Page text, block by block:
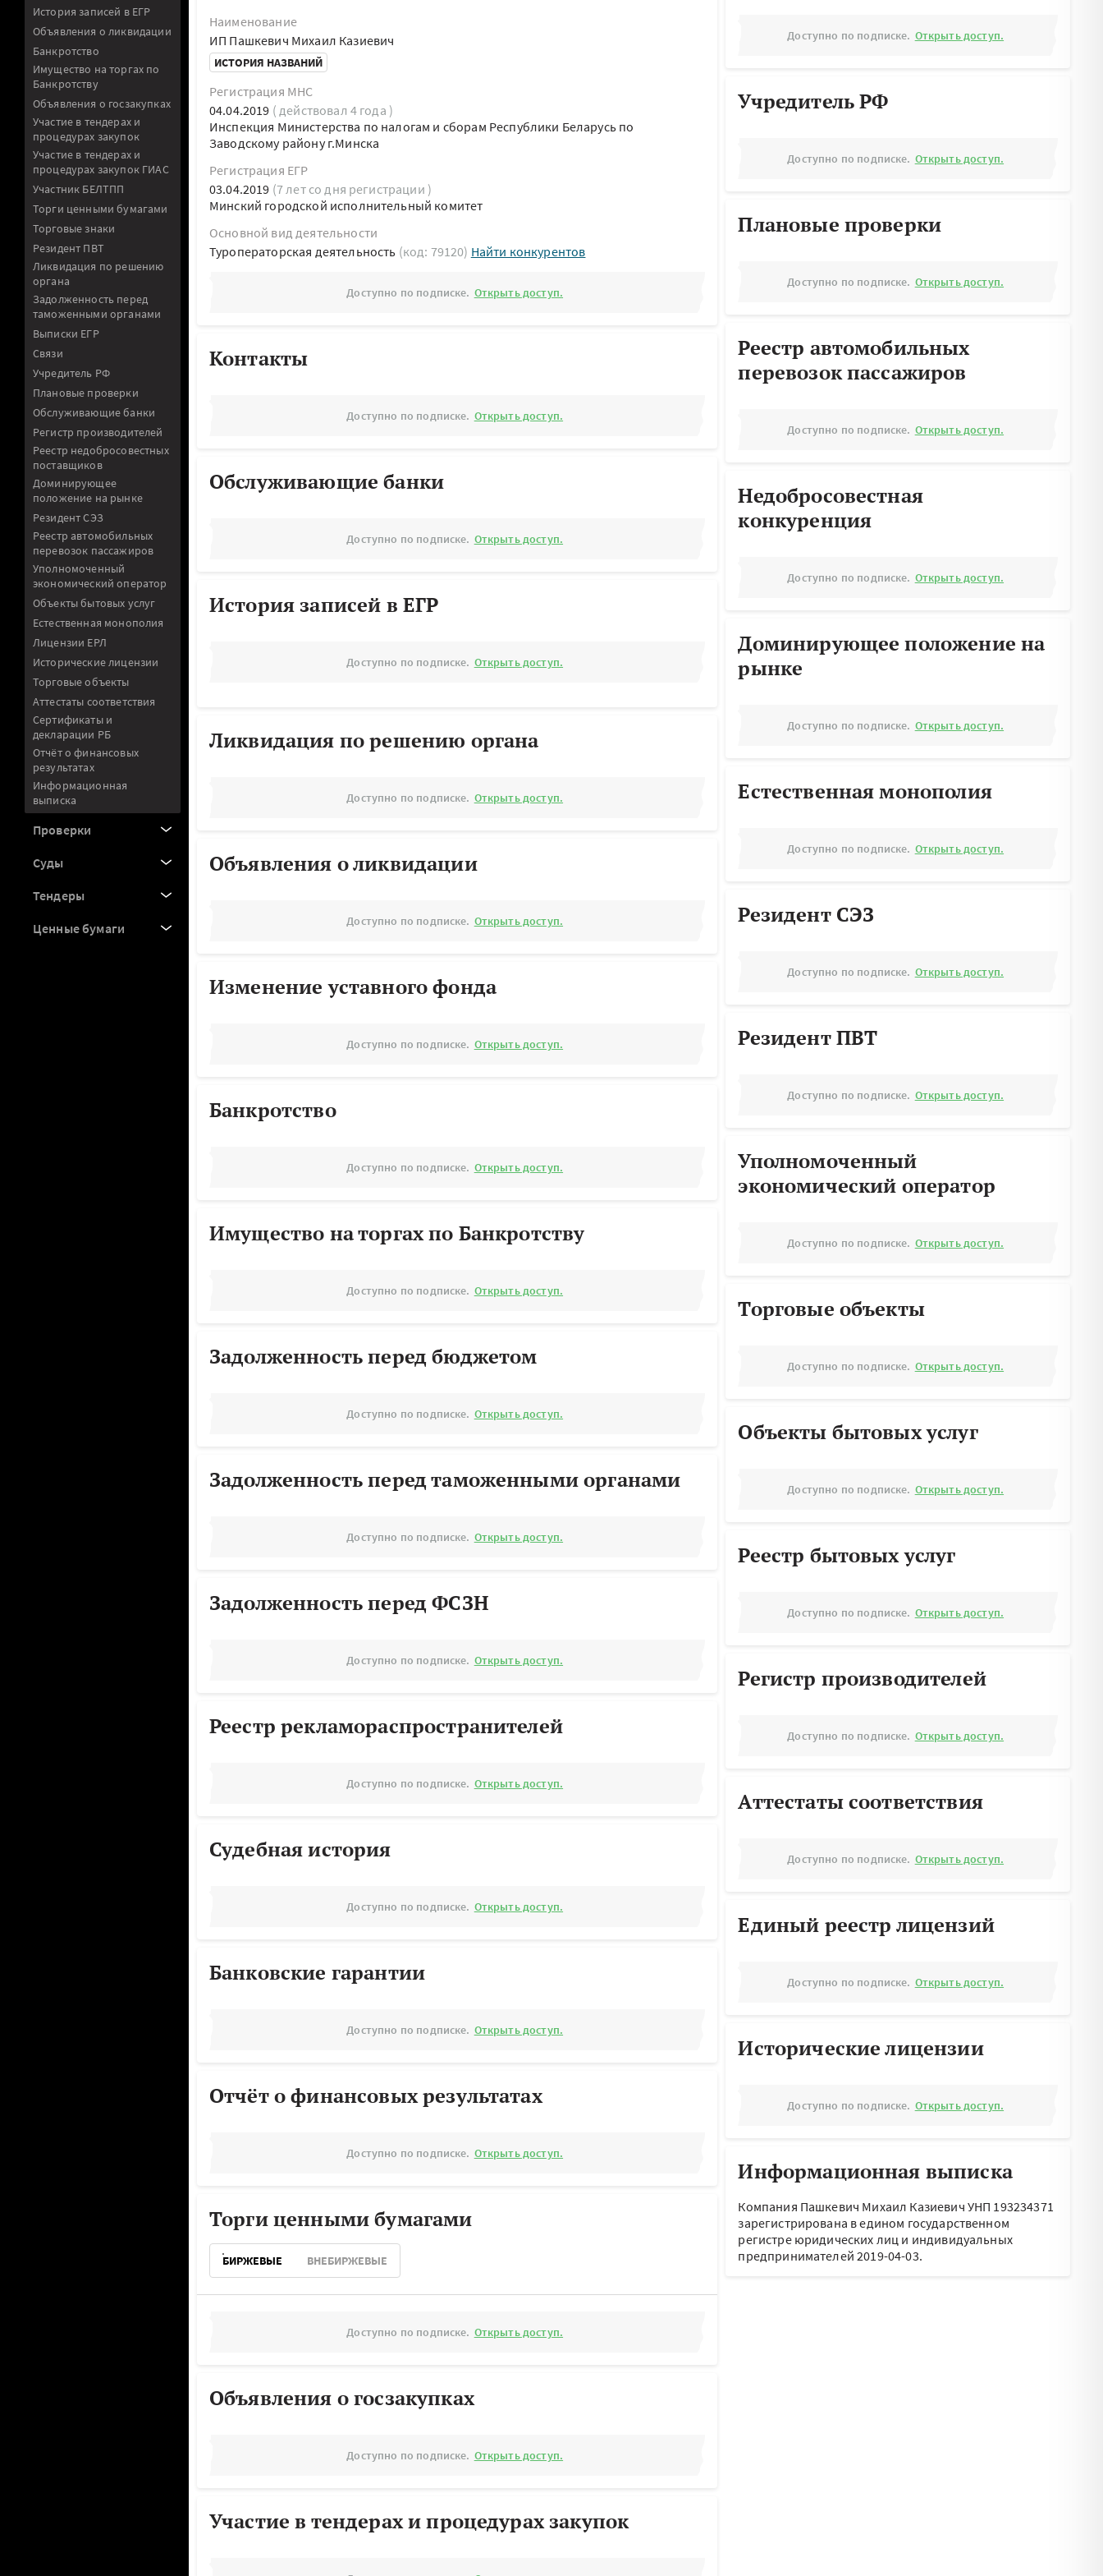
История записей в ЕГР
Объявления о ликвидации
Банкротство
Имущество на торгах по
Банкротству
Объявления о госзакупках
Участие в тендерах и
процедурах закупок
Участие в тендерах и
процедурах закупок ГИАС
Участник БЕЛТПП
Торги ценными бумагами
Торговые знаки
Резидент ПВТ
Ликвидация по решению
органа
Задолженность перед
таможенными органами
Выписки ЕГР
Связи
Учредитель РФ
Плановые проверки
Обслуживающие банки
Регистр производителей
Реестр недобросовестных
поставщиков
Доминирующее
положение на рынке
Резидент СЭЗ
Реестр автомобильных
перевозок пассажиров
Уполномоченный
экономический оператор
Объекты бытовых услуг
Естественная монополия
Лицензии ЕРЛ
Исторические лицензии
Торговые объекты
Аттестаты соответствия
Сертификаты и
декларации РБ
Отчёт о финансовых
результатах
Информационная
выписка
Проверки
Суды
Тендеры
Ценные бумаги
Наименование
ИП Пашкевич Михаил Казиевич
ИСТОРИЯ НАЗВАНИЙ
Регистрация МНС
04.04.2019 ( действовал 4 года )
Инспекция Министерства по налогам и сборам Республики Беларусь по
Заводскому району г.Минска
Регистрация ЕГР
03.04.2019 (7 лет со дня регистрации )
Минский городской исполнительный комитет
Основной вид деятельности
Туроператорская деятельность (код: 79120) Найти конкурентов
Доступно по подписке. Открыть доступ.
Контакты
Доступно по подписке. Открыть доступ.
Обслуживающие банки
Доступно по подписке. Открыть доступ.
История записей в ЕГР
Доступно по подписке. Открыть доступ.
Ликвидация по решению органа
Доступно по подписке. Открыть доступ.
Объявления о ликвидации
Доступно по подписке. Открыть доступ.
Изменение уставного фонда
Доступно по подписке. Открыть доступ.
Банкротство
Доступно по подписке. Открыть доступ.
Имущество на торгах по Банкротству
Доступно по подписке. Открыть доступ.
Задолженность перед бюджетом
Доступно по подписке. Открыть доступ.
Задолженность перед таможенными органами
Доступно по подписке. Открыть доступ.
Задолженность перед ФСЗН
Доступно по подписке. Открыть доступ.
Реестр рекламораспространителей
Доступно по подписке. Открыть доступ.
Судебная история
Доступно по подписке. Открыть доступ.
Банковские гарантии
Доступно по подписке. Открыть доступ.
Отчёт о финансовых результатах
Доступно по подписке. Открыть доступ.
Торги ценными бумагами
БИРЖЕВЫЕ ВНЕБИРЖЕВЫЕ
Доступно по подписке. Открыть доступ.
Объявления о госзакупках
Доступно по подписке. Открыть доступ.
Участие в тендерах и процедурах закупок
Доступно по подписке. Открыть доступ.
Учредитель РФ
Доступно по подписке. Открыть доступ.
Плановые проверки
Доступно по подписке. Открыть доступ.
Реестр автомобильных
перевозок пассажиров
Доступно по подписке. Открыть доступ.
Недобросовестная
конкуренция
Доступно по подписке. Открыть доступ.
Доминирующее положение на
рынке
Доступно по подписке. Открыть доступ.
Естественная монополия
Доступно по подписке. Открыть доступ.
Резидент СЭЗ
Доступно по подписке. Открыть доступ.
Резидент ПВТ
Доступно по подписке. Открыть доступ.
Уполномоченный
экономический оператор
Доступно по подписке. Открыть доступ.
Торговые объекты
Доступно по подписке. Открыть доступ.
Объекты бытовых услуг
Доступно по подписке. Открыть доступ.
Реестр бытовых услуг
Доступно по подписке. Открыть доступ.
Регистр производителей
Доступно по подписке. Открыть доступ.
Аттестаты соответствия
Доступно по подписке. Открыть доступ.
Единый реестр лицензий
Доступно по подписке. Открыть доступ.
Исторические лицензии
Доступно по подписке. Открыть доступ.
Информационная выписка
Компания Пашкевич Михаил Казиевич УНП 193234371
зарегистрирована в едином государственном
регистре юридических лиц и индивидуальных
предпринимателей 2019-04-03.